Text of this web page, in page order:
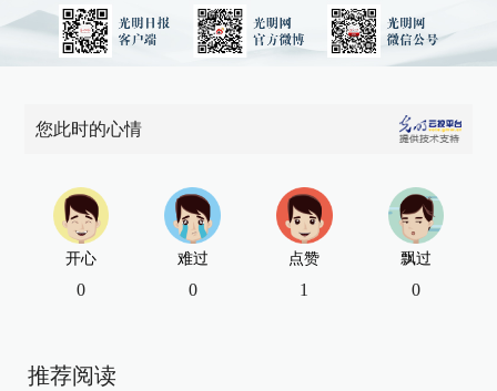
您此时的心情
开心
0
难过
0
点赞
1
飘过
0
推荐阅读